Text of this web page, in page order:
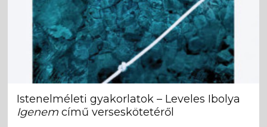
Istenelméleti gyakorlatok – Leveles Ibolya
Igenem című verseskötetéről